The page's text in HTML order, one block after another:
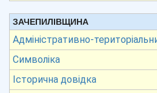
ЗАЧЕПИЛІВЩИНА
Адміністративно-
Символіка
Історична довідка